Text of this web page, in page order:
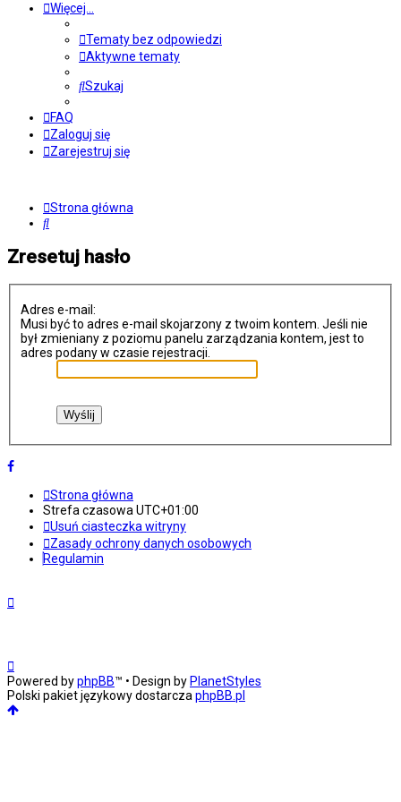
Więcej…
Tematy bez odpowiedzi
Aktywne tematy
Szukaj
FAQ
Zaloguj się
Zarejestruj się
Strona główna
Szukaj
Zresetuj hasło
Adres e-mail:
Musi być to adres e-mail skojarzony z twoim kontem. Jeśli nie
był zmieniany z poziomu panelu zarządzania kontem, jest to
adres podany w czasie rejestracji.
Strona główna
Strefa czasowaUTC+01:00
Usuń ciasteczka witryny
Zasady ochrony danych osobowych
Regulamin
Powered byphpBB™ • Design by PlanetStyles
Polski pakiet językowy dostarczaphpBB.pl